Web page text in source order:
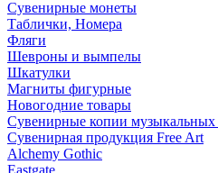
Сувенирные монеты
Таблички, Номера
Фляги
Шевроны и вымпелы
Шкатулки
Магниты фигурные
Новогодние товары
Сувенирные копии музыкальных
Сувенирная продукция Free Art
Alchemy Gothic
Eastgate